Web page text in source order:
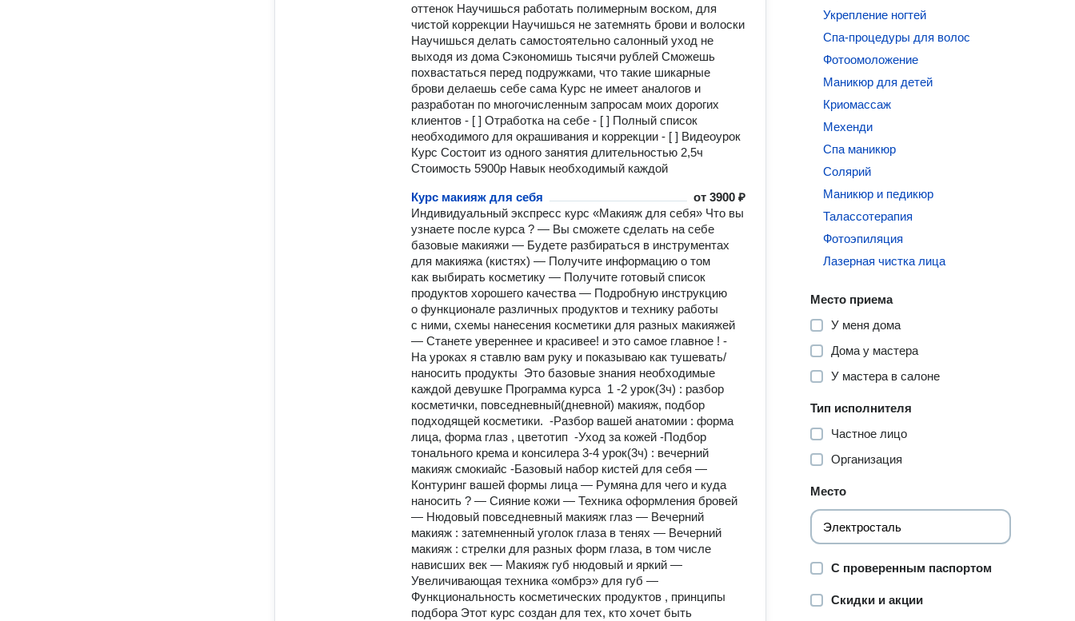
оттенок Научишься работать полимерным воском, для
чистой коррекции Научишься не затемнять брови и волоски
Научишься делать самостоятельно салонный уход не
выходя из дома Сэкономишь тысячи рублей Сможешь
похвастаться перед подружками, что такие шикарные
брови делаешь себе сама Курс не имеет аналогов и
разработан по многочисленным запросам моих дорогих
клиентов - [ ] Отработка на себе - [ ] Полный список
необходимого для окрашивания и коррекции - [ ] Видеоурок
Курс Состоит из одного занятия длительностью 2,5ч
Стоимость 5900р Навык необходимый каждой
Курс макияж для себя от3900 ₽
Индивидуальный экспресс курс «Макияж для себя» Что вы
узнаете после курса ? — Вы сможете сделать на себе
базовые макияжи — Будете разбираться в инструментах
для макияжа (кистях) — Получите информацию о том
как выбирать косметику — Получите готовый список
продуктов хорошего качества — Подробную инструкцию
о функционале различных продуктов и технику работы
с ними, схемы нанесения косметики для разных макияжей
— Станете увереннее и красивее! и это самое главное ! ‌-
На уроках я ставлю вам руку и показываю как тушевать/
наносить продукты Это базовые знания необходимые
каждой девушке Программа курса ‌1 -2 урок(3ч) : разбор
косметички, повседневный(дневной) макияж, подбор
подходящей косметики. -Разбор вашей анатомии : форма
лица, форма глаз , цветотип -Уход за кожей -Подбор
тонального крема и консилера ‌3-4 урок(3ч) : вечерний
макияж смокиайс ‌-Базовый набор кистей для себя —
Контуринг вашей формы лица — Румяна для чего и куда
наносить ? — Сияние кожи — Техника оформления бровей
— Нюдовый повседневный макияж глаз — Вечерний
макияж : затемненный уголок глаза в тенях — Вечерний
макияж : стрелки для разных форм глаза, в том числе
нависших век — Макияж губ нюдовый и яркий —
Увеличивающая техника «омбрэ» для губ —
Функциональность косметических продуктов , принципы
подбора Этот курс создан для тех, кто хочет быть
Укрепление ногтей
Спа-процедуры для волос
Фотоомоложение
Маникюр для детей
Криомассаж
Мехенди
Спа маникюр
Солярий
Маникюр и педикюр
Талассотерапия
Фотоэпиляция
Лазерная чистка лица
Место приема
У меня дома
Дома у мастера
У мастера в салоне
Тип исполнителя
Частное лицо
Организация
Место
С проверенным паспортом
Скидки и акции